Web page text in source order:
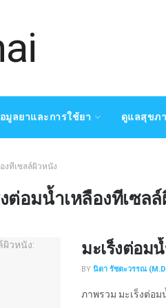
มูลยาและการใช้ยา ดูแลสุขภ
งทีเซลล์ผิวหนัง
งต่อมน้ำเหลืองทีเซล
มะเร็งต่อม
BY นิดา รัชตะวรรณ
ภาพรวม มะเร็งต่อมน้